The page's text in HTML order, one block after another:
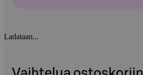
Ladataan...